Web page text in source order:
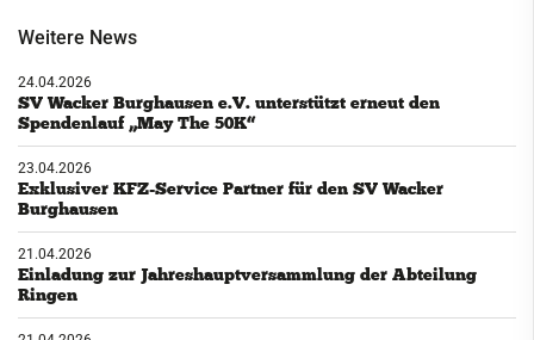
Weitere News
24.04.2026
SV Wacker Burghausen e.V. unterstützt erneut den
Spendenlauf „May The 50K“
23.04.2026
Exklusiver KFZ-Service Partner für den SV Wacker
Burghausen
21.04.2026
Einladung zur Jahreshauptversammlung der Abteilung
Ringen